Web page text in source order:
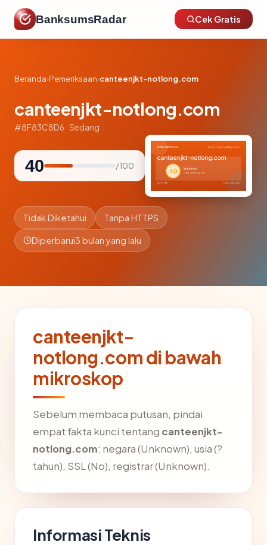
BanksumsRadar Cek Gratis
Beranda›Pemeriksaan›canteenjkt-notlong.com
canteenjkt-notlong.com
#8F83C8D6 · Sedang
40 / 100
Tidak Diketahui Tanpa HTTPS
Diperbarui3 bulan yang lalu
canteenjkt-
notlong.com di bawah
mikroskop
Sebelum membaca putusan, pindai
empat fakta kunci tentang canteenjkt-
notlong.com: negara (Unknown), usia (?
tahun), SSL (No), registrar (Unknown).
Informasi Teknis